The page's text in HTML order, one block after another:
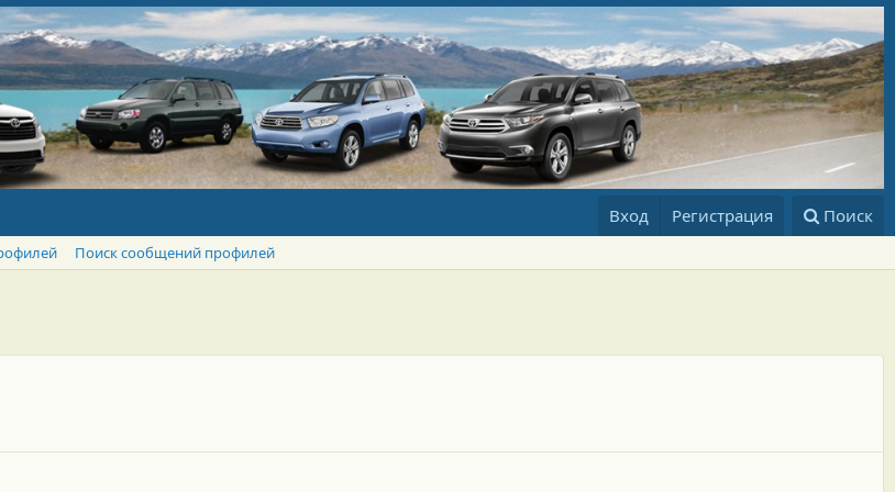
Вход Регистрация Поиск
Поиск сообщений профилей